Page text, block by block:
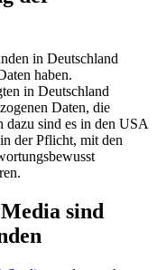
in Deutschland
haben.
in Deutschland
Daten, die
dazu sind es in den USA
der Pflicht, mit den
sind